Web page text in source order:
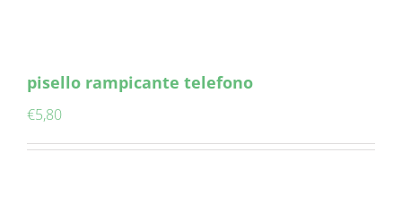
pisello rampicante telefono
€5,80